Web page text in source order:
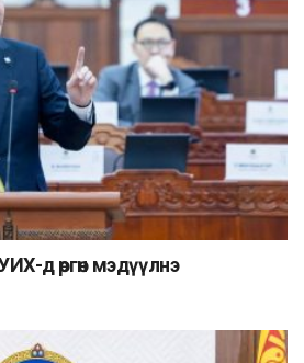
д өргөн мэдүүлнэ